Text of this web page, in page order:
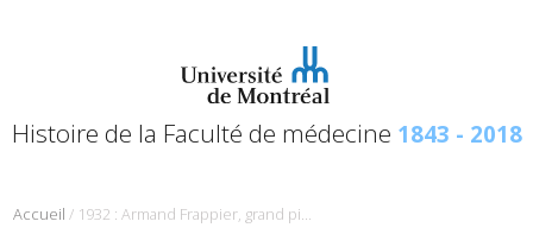
Histoire de la Faculté de médecine 1843 - 2018
Accueil / 1932 : Armand Frappier, grand pionnier de la microbiologie au Québec